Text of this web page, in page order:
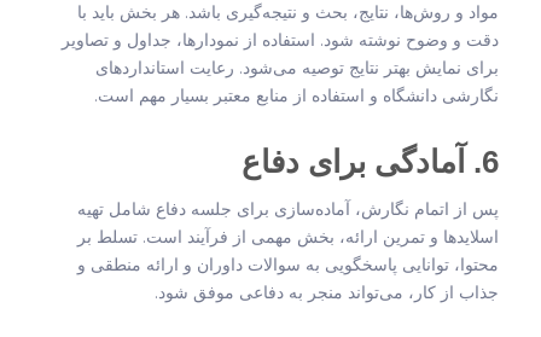
مواد و روش‌ها، نتایج، بحث و نتیجه‌گیری باشد. هر بخش باید با
دقت و وضوح نوشته شود. استفاده از نمودارها، جداول و تصاویر
برای نمایش بهتر نتایج توصیه می‌شود. رعایت استانداردهای
نگارشی دانشگاه و استفاده از منابع معتبر بسیار مهم است.
6. آمادگی برای دفاع
پس از اتمام نگارش، آماده‌سازی برای جلسه دفاع شامل تهیه
اسلایدها و تمرین ارائه، بخش مهمی از فرآیند است. تسلط بر
محتوا، توانایی پاسخگویی به سوالات داوران و ارائه منطقی و
جذاب از کار، می‌تواند منجر به دفاعی موفق شود.